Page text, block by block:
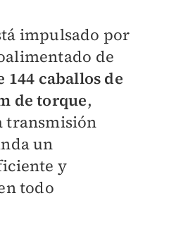
impulsado por
de
144 caballos de
de torque,
transmisión
un
y
todo